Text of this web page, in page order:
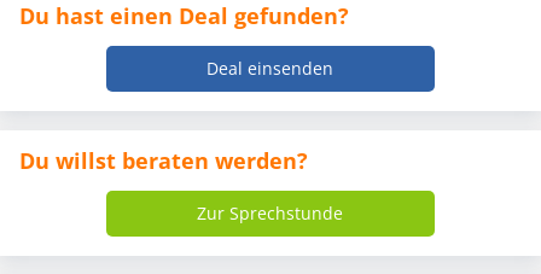
Du hast einen Deal gefunden?
Deal einsenden
Du willst beraten werden?
Zur Sprechstunde